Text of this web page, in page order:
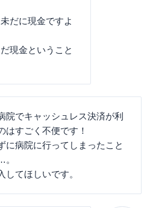
だに現金ですよ
現金ということ
院でキャッシュレス決済が利
はすごく不便です！
に病院に行ってしまったこと
してほしいです。